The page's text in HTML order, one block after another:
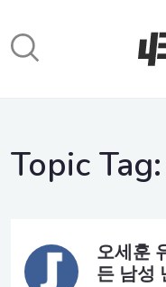
Topic Tag:
오세훈
든 남성